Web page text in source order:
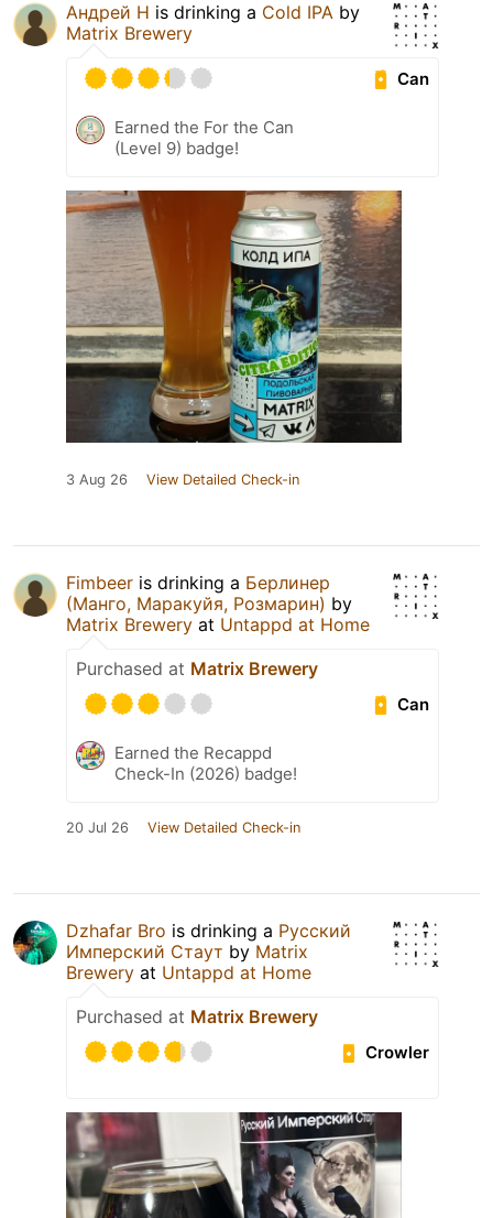
Андрей Н is drinking a Cold IPA by
Matrix Brewery
Can
Earned the For the Can
(Level 9) badge!
3 Aug 26 View Detailed Check-in
Fimbeer is drinking a Берлинер
(Манго, Маракуйя, Розмарин) by
Matrix Brewery at Untappd at Home
Purchased at Matrix Brewery
Can
Earned the Recappd
Check-In (2026) badge!
20 Jul 26 View Detailed Check-in
Dzhafar Bro is drinking a Русский
Имперский Стаут by Matrix
Brewery at Untappd at Home
Purchased at Matrix Brewery
Crowler